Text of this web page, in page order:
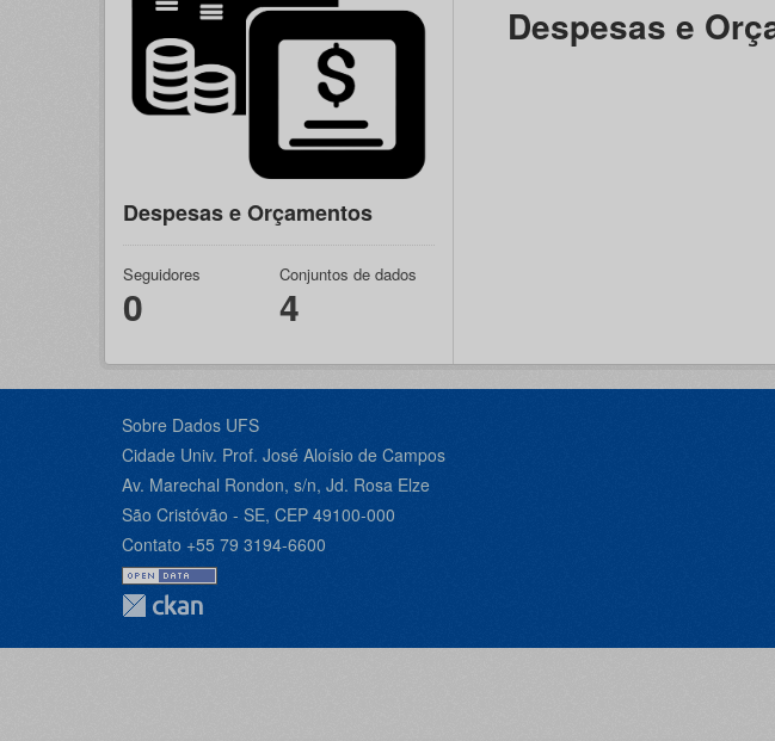
Despesas e Orçamentos
Seguidores
0
Conjuntos de dados
4
Despesas e
Sobre Dados UFS
Cidade Univ. Prof. José Aloísio de Campos
Av. Marechal Rondon, s/n, Jd. Rosa Elze
São Cristóvão - SE, CEP 49100-000
Contato +55 79 3194-6600